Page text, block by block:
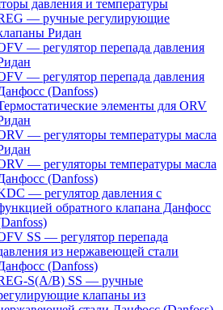
давления и температуры
— ручные регулирующие
Ридан
— регулятор перепада давления
— регулятор перепада давления
(Danfoss)
элементы для ORV
— регуляторы температуры масла
— регуляторы температуры масла
(Danfoss)
— регулятор давления с
обратного клапана Данфосс
SS — регулятор перепада
из нержавеющей стали
(Danfoss)
S(A/B) SS — ручные
клапаны из